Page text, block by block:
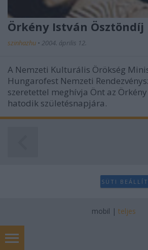
Örkény István Ösztöndíj
szinhazhu • 2004. április 12.
A Nemzeti Kulturális Örökség
Hungarofest Nemzeti
szeretettel meghívja Önt az
hatodik születésnapjára.
SÜTI
mobil | teljes